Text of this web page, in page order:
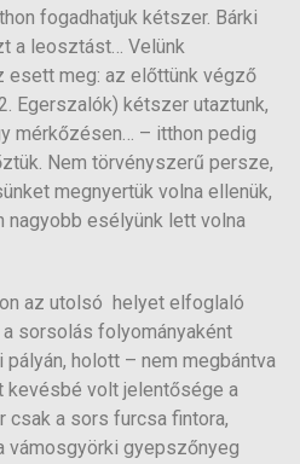
fogadhatjuk kétszer. Bárki
a leosztást… Velünk
esett meg: az előttünk végző
Egerszalók) kétszer utaztunk,
mérkőzésen… – itthon pedig
Nem törvényszerű persze,
megnyertük volna ellenük,
nagyobb esélyünk lett volna
az utolsó helyet elfoglaló
sorsolás folyományaként
holott – nem megbántva
volt jelentősége a
csak a sors furcsa fintora,
vámosgyörki gyepszőnyeg